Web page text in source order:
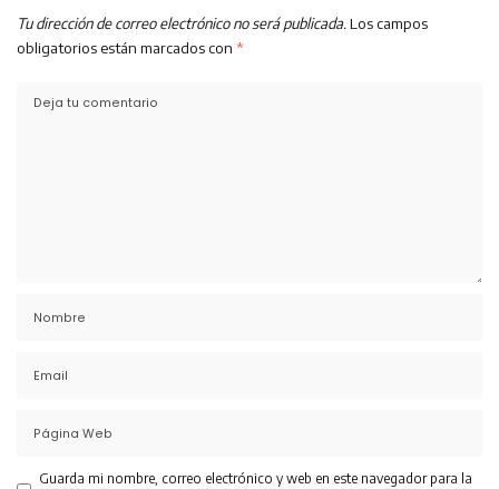
Tu dirección de correo electrónico no será publicada. Los campos
obligatorios están marcados con *
Guarda mi nombre, correo electrónico y web en este navegador para la